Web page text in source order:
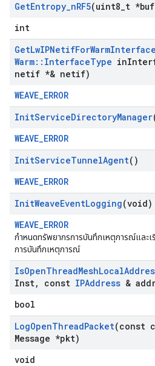
GetEntropy_nRF5(uint8 t *buf
int
GetLwIPNetifForWarmInterface
Warm:: InterfaceType in
netif *& netif)
WEAVE_ERROR
InitServiceDirectoryManager
WEAVE_ERROR
InitServiceTunnelAgent()
WEAVE_ERROR
InitWeaveEventLogging(void)
WEAVE_ERROR
กำหนดทรัพยากรการบันทึกเหตุการณ์และเ
การบันทึกเหตุการณ์
IsOpenThreadMeshLocal
Inst, const IPAddress &
bool
LogOpenThreadPacket(const
Message *pkt)
void